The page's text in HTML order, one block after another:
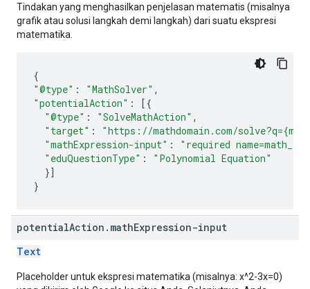
Tindakan yang menghasilkan penjelasan matematis (misalnya
grafik atau solusi langkah demi langkah) dari suatu ekspresi
matematika.
{
"@type" : "MathSolver" ,
"potentialAction" :
[{
"@type" : "SolveMathAction" ,
"target" :
"https://mathdomain.com/
"mathExpression-input" :
"required
"eduQuestionType" :
"Polynomial Equation"
}]
}
potentialAction . mathExpression-input
Text
Placeholder untuk ekspresi matematika (misalnya: x^2-3x=0)